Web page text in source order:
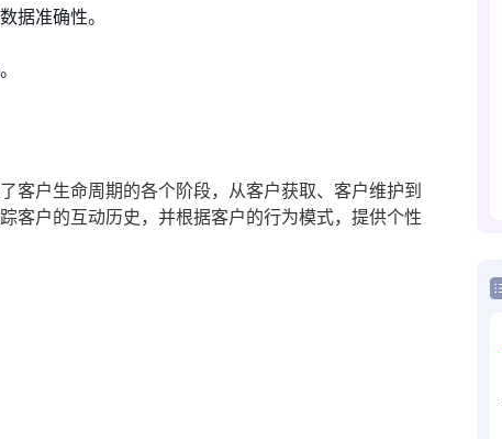
据准确性。
客户生命周期的各个阶段，从客户获取、客户维护到
客户的互动历史，并根据客户的行为模式，提供个性